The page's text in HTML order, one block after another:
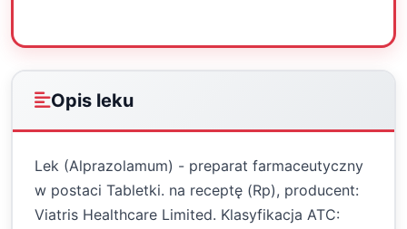
Opis leku
Lek (Alprazolamum) - preparat farmaceutyczny
w postaci Tabletki. na receptę (Rp), producent:
Viatris Healthcare Limited. Klasyfikacja ATC: